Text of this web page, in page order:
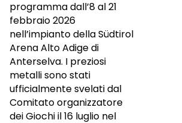
programma dall’8 al 21
febbraio 2026
nell’impianto della Südtirol
Arena Alto Adige di
Anterselva. I preziosi
metalli sono stati
ufficialmente svelati dal
Comitato organizzatore
dei Giochi il 16 luglio nel